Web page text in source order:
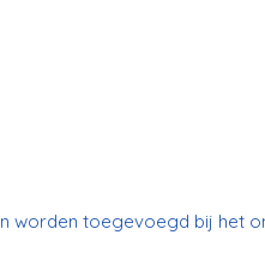
worden toegevoegd bij het